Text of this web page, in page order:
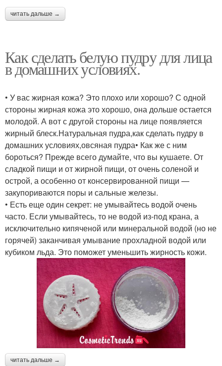
читать дальше →
Как сделать белую пудру для лица
в домашних условиях.
• У вас жирная кожа? Это плохо или хорошо? С одной
стороны жирная кожа это хорошо, она дольше остается
молодой. А вот с другой стороны на лице появляется
жирный блеск.Натуральная пудра,как сделать пудру в
домашних условиях,овсяная пудра• Как же с ним
бороться? Прежде всего думайте, что вы кушаете. От
сладкой пищи и от жирной пищи, от очень соленой и
острой, а особенно от консервированной пищи —
закупориваются поры и сальные железы.
• Есть еще один секрет: не умывайтесь водой очень
часто. Если умывайтесь, то не водой из-под крана, а
исключительно кипяченой или минеральной водой (но не
горячей) заканчивая умывание прохладной водой или
кубиком льда. Это поможет уменьшить жирность кожи.
читать дальше →